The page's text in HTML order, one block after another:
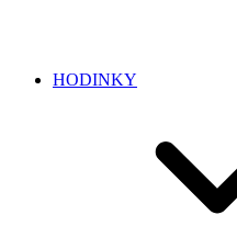
HODINKY